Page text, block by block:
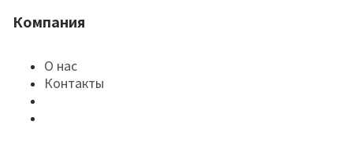
Компания
О нас
Контакты